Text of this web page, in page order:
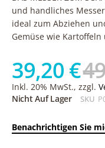
und handliches
ideal zum Abziehen
Gemüse wie Kartoffeln
39,20 €
Inkl. 20% MwSt., zzgl.
Nicht Auf Lager
SKU
Benachrichtigen Sie